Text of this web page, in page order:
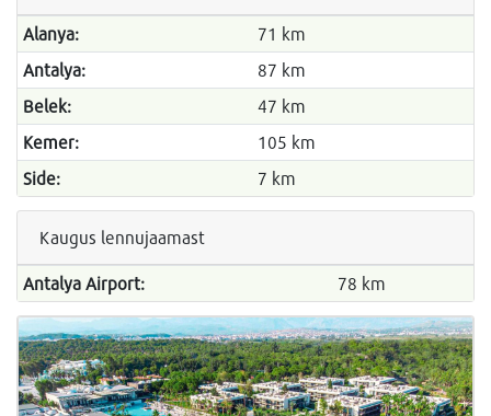
Alanya:
71 km
Antalya:
87 km
Belek:
47 km
Kemer:
105 km
Side:
7 km
Kaugus lennujaamast
Antalya Airport: 78 km